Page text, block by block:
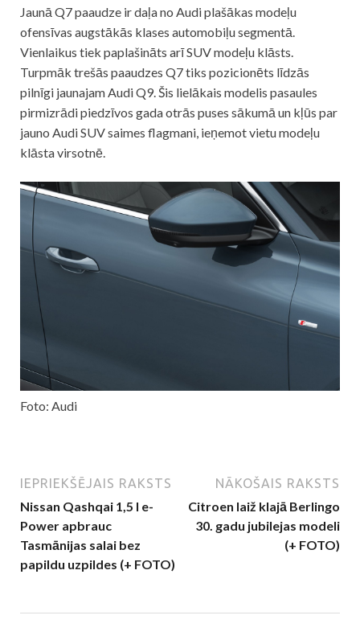
Jaunā Q7 paaudze ir daļa no Audi plašākas modeļu
ofensīvas augstākās klases automobiļu segmentā.
Vienlaikus tiek paplašināts arī SUV modeļu klāsts.
Turpmāk trešās paaudzes Q7 tiks pozicionēts līdzās
pilnīgi jaunajam Audi Q9. Šis lielākais modelis pasaules
pirmizrādi piedzīvos gada otrās puses sākumā un kļūs par
jauno Audi SUV saimes flagmani, ieņemot vietu modeļu
klāsta virsotnē.
Foto: Audi
IEPRIEKŠĒJAIS RAKSTS
Nissan Qashqai 1,5 l e-
Power apbrauc
Tasmānijas salai bez
papildu uzpildes (+ FOTO)
NĀKOŠAIS RAKSTS
Citroen laiž klajā Berlingo
30. gadu jubilejas modeli
(+ FOTO)